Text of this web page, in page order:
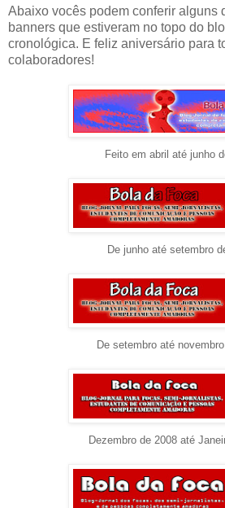
Abaixo vocês podem conferir alguns
banners que estiveram no topo do
cronológica. E feliz aniversário para
colaboradores!
Feito em abril até junho
De junho até setembro
De setembro até
Dezembro de 2008 até